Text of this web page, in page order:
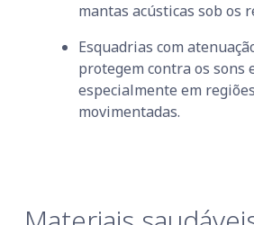
mantas acústicas sob os
Esquadrias com
protegem contra os sons
especialmente em
movimentadas.